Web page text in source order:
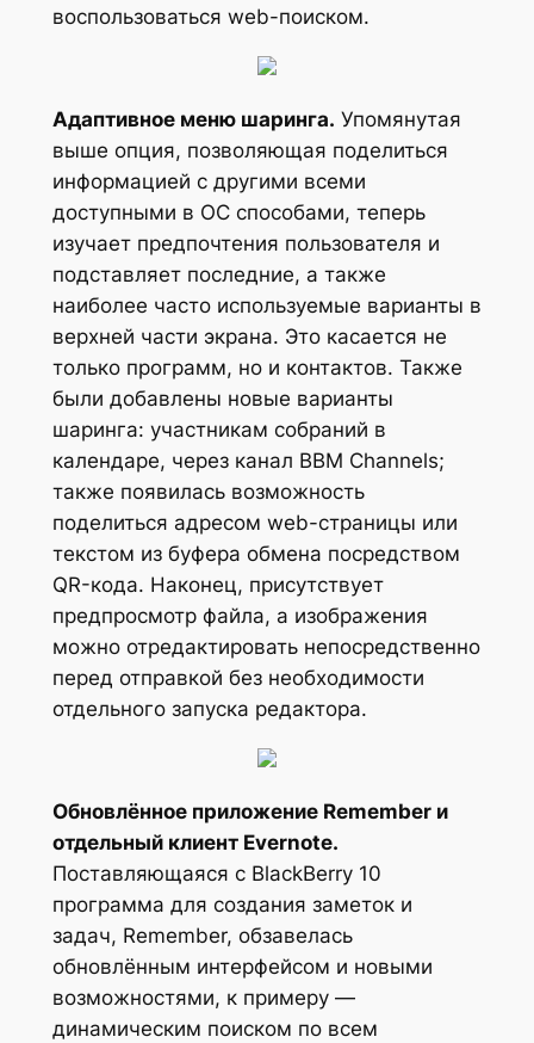
воспользоваться web-поиском.
Адаптивное меню шаринга. Упомянутая
выше опция, позволяющая поделиться
информацией с другими всеми
доступными в ОС способами, теперь
изучает предпочтения пользователя и
подставляет последние, а также
наиболее часто используемые варианты в
верхней части экрана. Это касается не
только программ, но и контактов. Также
были добавлены новые варианты
шаринга: участникам собраний в
календаре, через канал BBM Channels;
также появилась возможность
поделиться адресом web-страницы или
текстом из буфера обмена посредством
QR-кода. Наконец, присутствует
предпросмотр файла, а изображения
можно отредактировать непосредственно
перед отправкой без необходимости
отдельного запуска редактора.
Обновлённое приложение Remember и
отдельный клиент Evernote.
Поставляющаяся с BlackBerry 10
программа для создания заметок и
задач, Remember, обзавелась
обновлённым интерфейсом и новыми
возможностями, к примеру —
динамическим поиском по всем